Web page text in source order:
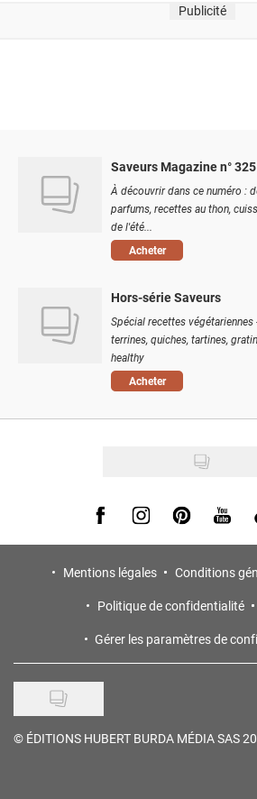
Publicité
Saveurs Magazine n° 325
À découvrir dans ce numéro :
parfums, recettes au thon,
de l'été...
Acheter
Hors-série Saveurs
Spécial recettes
terrines, quiches, tartines,
healthy
Acheter
Visit us on Facebook
Visit us on Instagram
Visit us onVisit us
Mentions légales
Conditions
Politique de confidentialité
Gérer les paramètres de
© ÉDITIONS HUBERT BURDA MÉDIA SAS